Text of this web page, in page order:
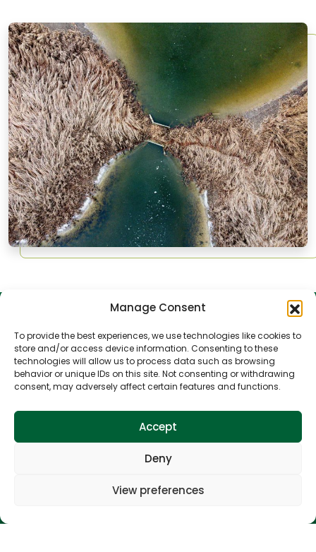
Manage Consent
To provide the best experiences, we use technologies like cookies to
store and/or access device information. Consenting to these
technologies will allow us to process data such as browsing
behavior or unique IDs on this site. Not consenting or withdrawing
consent, may adversely affect certain features and functions.
Accept
Deny
View preferences
obrt za usluge i trgovinu
OIB: 30783201868
Slavka Čora 14, Gornji Čehi, Zagreb
+385 91 585 67 63